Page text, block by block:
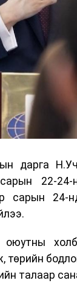
дарга
22-
сарын
талаар